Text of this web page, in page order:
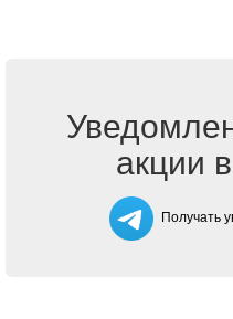
акции
Получать